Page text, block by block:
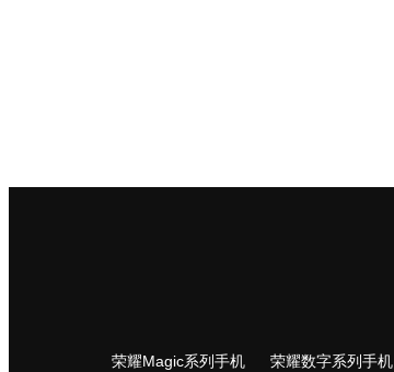
荣耀Magic系列手机 荣耀数字系列手机